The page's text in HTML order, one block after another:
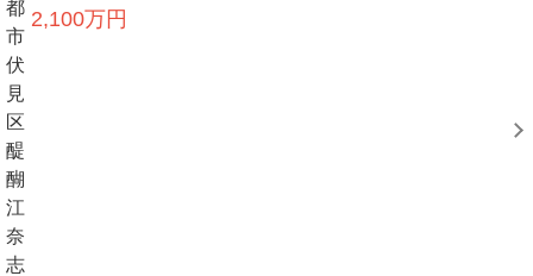
2,100万円